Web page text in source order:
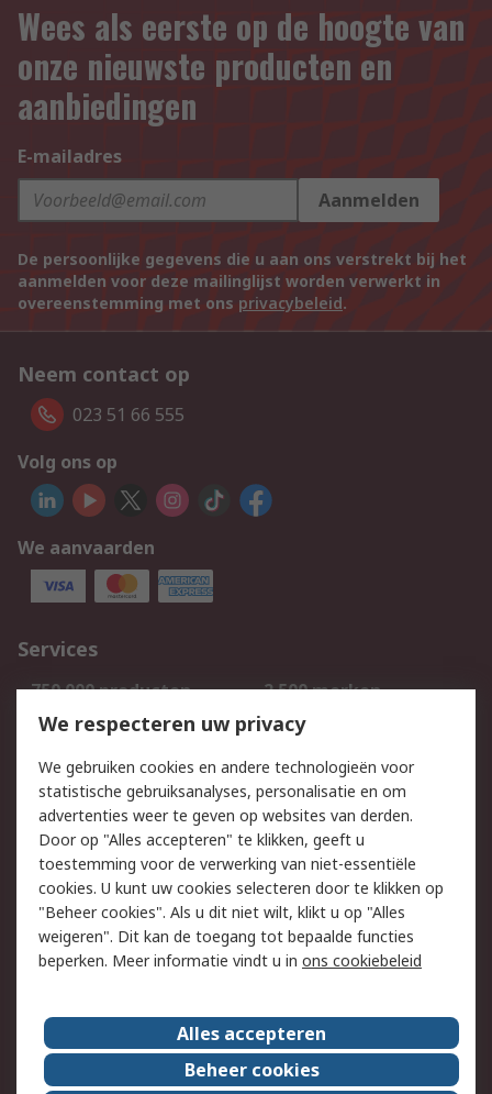
Wees als eerste op de hoogte van
onze nieuwste producten en
aanbiedingen
E-mailadres
Aanmelden
De persoonlijke gegevens die u aan ons verstrekt bij het
aanmelden voor deze mailinglijst worden verwerkt in
overeenstemming met ons privacybeleid.
Neem contact op
023 51 66 555
Volg ons op
We aanvaarden
Services
750.000 producten
2.500 merken
Bestellen
Inkoopoplossingen
Track & Trace
Wettelijk
Cookiebeleid
Email veiligheid
Privacybeleid
Websitevoorwaarden
Algemene
verkoopvoorwaarden
Over RS
RS Group
Over ons
We respecteren uw privacy
We gebruiken cookies en andere technologieën voor
statistische gebruiksanalyses, personalisatie en om
advertenties weer te geven op websites van derden.
Door op "Alles accepteren" te klikken, geeft u
toestemming voor de verwerking van niet-essentiële
cookies. U kunt uw cookies selecteren door te klikken op
"Beheer cookies". Als u dit niet wilt, klikt u op "Alles
weigeren". Dit kan de toegang tot bepaalde functies
beperken. Meer informatie vindt u in ons cookiebeleid
Alles accepteren
Beheer cookies